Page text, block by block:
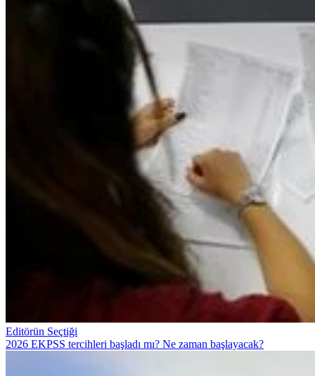
Editörün Seçtiği
2026 EKPSS tercihleri başladı mı? Ne zaman başlayacak?